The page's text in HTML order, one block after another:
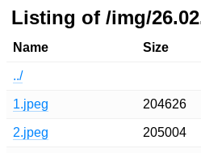
Listing of /img/
Name Size
../
1.jpeg 204626
2.jpeg 205004